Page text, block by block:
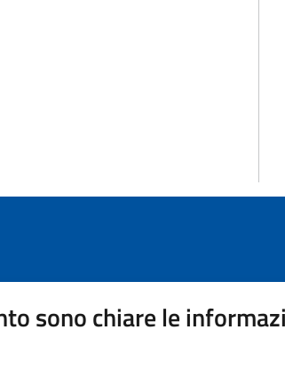
sono chiare le